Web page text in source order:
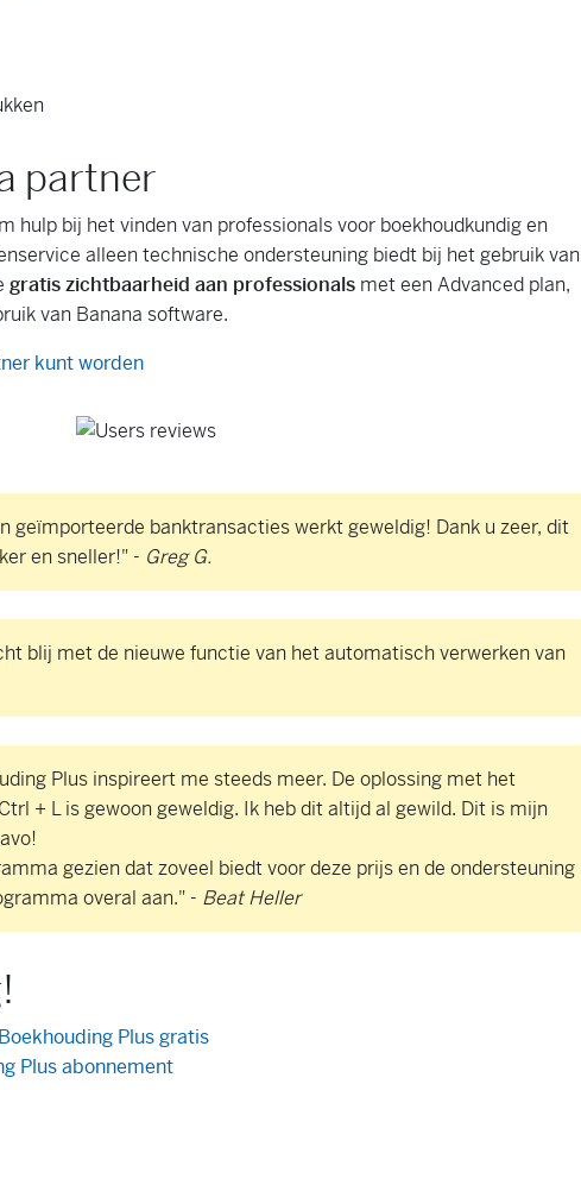
partner
hulp bij het vinden van professionals voor boekhoudkundig en
alleen technische ondersteuning biedt bij het gebruik van
gratis zichtbaarheid aan professionals met een Advanced plan,
van Banana software.
kunt worden
geïmporteerde banktransacties werkt geweldig! Dank u zeer, dit
en sneller!" - Greg G.
blij met de nieuwe functie van het automatisch verwerken van
Plus inspireert me steeds meer. De oplossing met het
+ L is gewoon geweldig. Ik heb dit altijd al gewild. Dit is mijn
gezien dat zoveel biedt voor deze prijs en de ondersteuning
overal aan." - Beat Heller
Plus gratis
Plus abonnement